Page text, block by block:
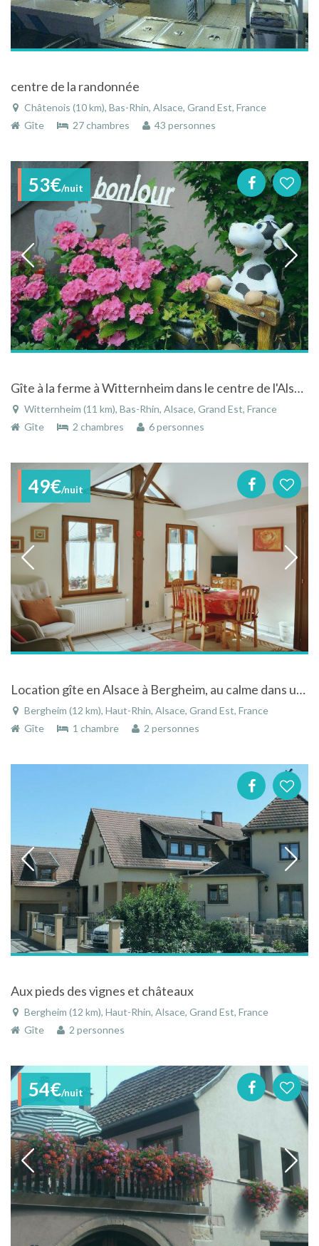
centre de la randonnée
Châtenois (10 km), Bas-Rhin, Alsace, Grand Est, France
Gîte
27 chambres 43 personnes
53€/nuit
Gîte à la ferme à Witternheim dans le centre de l'Alsace
Witternheim (11 km), Bas-Rhin, Alsace, Grand Est, France
Gîte
2 chambres 6 personnes
49€/nuit
Location gîte en Alsace à Bergheim, au calme dans un village médieval pitoresque
Bergheim (12 km), Haut-Rhin, Alsace, Grand Est, France
Gîte
1 chambre 2 personnes
Aux pieds des vignes et châteaux
Bergheim (12 km), Haut-Rhin, Alsace, Grand Est, France
Gîte
2 personnes
54€/nuit